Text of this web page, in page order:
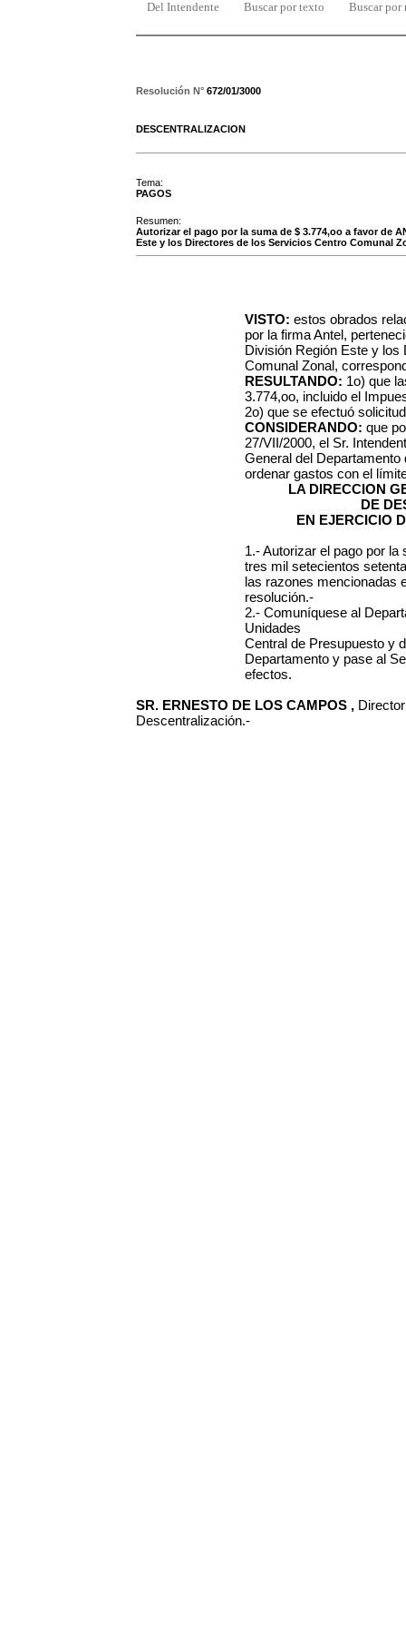
Del Intendente Buscar por texto Buscar por
Resolución N° 672/01/3000
DESCENTRALIZACION
Tema:
PAGOS
Resumen:
Autorizar el pago por la suma de $ 3.774,oo a favor de
Este y los Directores de los Servicios Centro Comunal
VISTO: estos obrados
por la firma Antel,
División Región Este y
Comunal Zonal,
RESULTANDO: 1o) que
3.774,oo, incluido el
2o) que se efectuó
CONSIDERANDO: que
27/VII/2000, el Sr.
General del
ordenar gastos con el
LA DIRECCION
DE
EN EJERCICIO
1.- Autorizar el pago por
tres mil setecientos
las razones mencionadas
resolución.-
2.- Comuníquese al
Unidades
Central de Presupuesto y
Departamento y pase al
efectos.
SR. ERNESTO DE LOS CAMPOS ,
Descentralización.-